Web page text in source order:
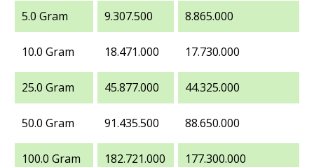
5.0 Gram 9.307.500 8.865.000
10.0 Gram 18.471.000 17.730.000
25.0 Gram 45.877.000 44.325.000
50.0 Gram 91.435.500 88.650.000
100.0 Gram 182.721.000 177.300.000